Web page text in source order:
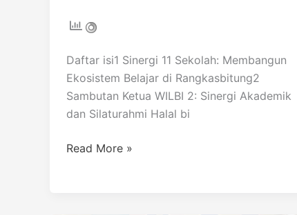
Daftar isi1 Sinergi 11 Sekolah: Membangun
Ekosistem Belajar di Rangkasbitung2
Sambutan Ketua WILBI 2: Sinergi Akademik
dan Silaturahmi Halal bi
Read More »